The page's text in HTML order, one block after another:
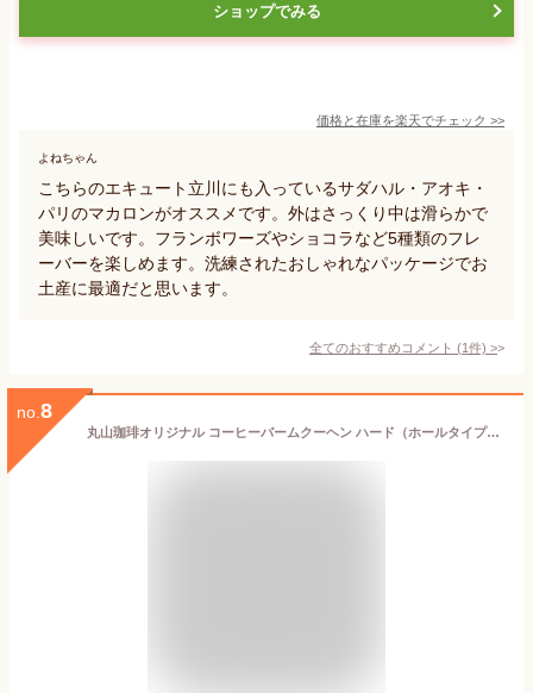
ショップでみる
価格と在庫を楽天でチェック >>
よねちゃん
こちらのエキュート立川にも入っているサダハル・アオキ・
パリのマカロンがオススメです。外はさっくり中は滑らかで
美味しいです。フランボワーズやショコラなど5種類のフレ
ーバーを楽しめます。洗練されたおしゃれなパッケージでお
土産に最適だと思います。
全てのおすすめコメント (1件) >
no. 8
丸山珈琲オリジナル コーヒーバームクーヘン ハード（ホールタイプ） 丸山珈琲 クリスマス 洋菓子 バームクーヘン スイーツ